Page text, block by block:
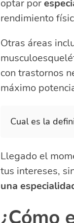
optar por
rendimiento
Otras áreas
con trastornos
máximo
Cual es la
Llegado el
tus intereses,
una